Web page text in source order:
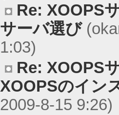
Re: XOOPS
サーバ選び
1:03)
Re: XOOPS
XOOPSのイン
2009-8-15 9:26)